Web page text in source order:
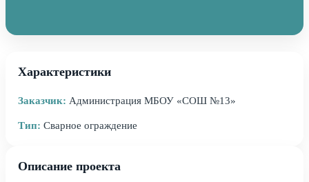
Характеристики
Заказчик: Администрация МБОУ «СОШ №13»
Тип: Сварное ограждение
Описание проекта